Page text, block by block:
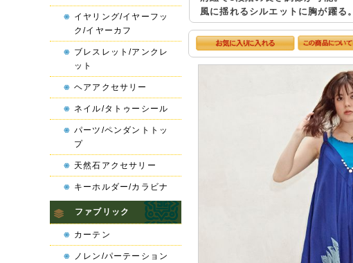
風に揺れるシルエットに胸が躍る。
イヤリング/イヤーフッ
ク/イヤーカフ
ブレスレット/アンクレ
ット
ヘアアクセサリー
ネイル/タトゥーシール
パーツ/ペンダントトッ
プ
天然石アクセサリー
キーホルダー/カラビナ
ファブリック
カーテン
ノレン/パーテーション